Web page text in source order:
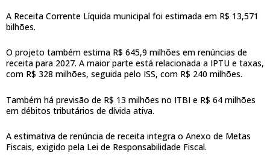
A Receita Corrente Líquida municipal foi estimada em R$ 13,571
bilhões.
O projeto também estima R$ 645,9 milhões em renúncias de
receita para 2027. A maior parte está relacionada a IPTU e taxas,
com R$ 328 milhões, seguida pelo ISS, com R$ 240 milhões.
Também há previsão de R$ 13 milhões no ITBI e R$ 64 milhões
em débitos tributários de dívida ativa.
A estimativa de renúncia de receita integra o Anexo de Metas
Fiscais, exigido pela Lei de Responsabilidade Fiscal.